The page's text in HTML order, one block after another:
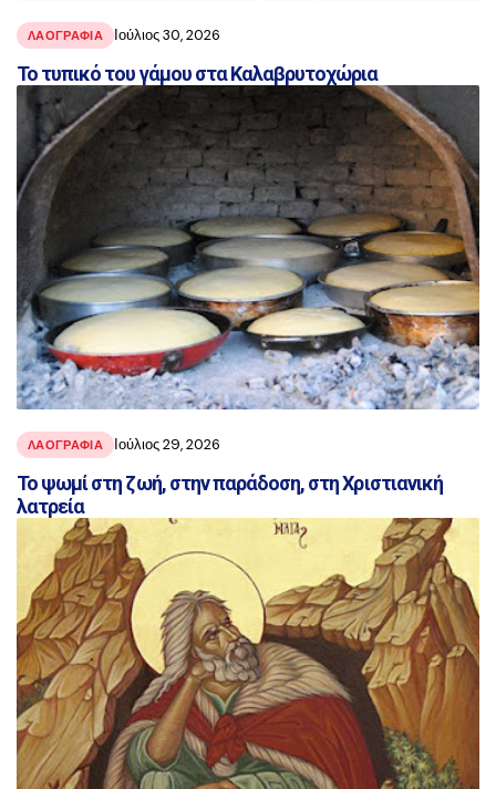
ΛΑΟΓΡΑΦΙΑ Ιούλιος 30, 2026
Το τυπικό του γάμου στα Καλαβρυτοχώρια
ΛΑΟΓΡΑΦΙΑ Ιούλιος 29, 2026
Το ψωμί στη ζωή, στην παράδοση, στη Χριστιανική
λατρεία